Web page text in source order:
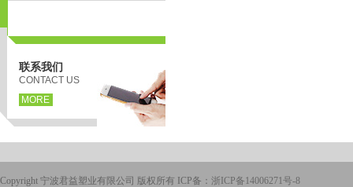
联系我们
CONTACT US
MORE
Copyright 宁波君益塑业有限公司 版权所有 ICP备： 浙ICP备14006271号-8